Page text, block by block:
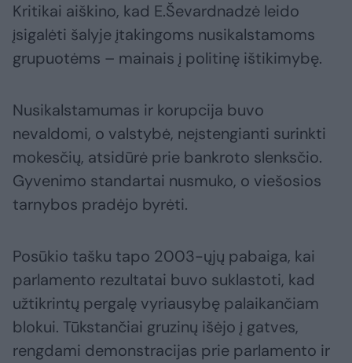
Kritikai aiškino, kad E.Ševardnadzė leido
įsigalėti šalyje įtakingoms nusikalstamoms
grupuotėms – mainais į politinę ištikimybę.
Nusikalstamumas ir korupcija buvo
nevaldomi, o valstybė, neįstengianti surinkti
mokesčių, atsidūrė prie bankroto slenksčio.
Gyvenimo standartai nusmuko, o viešosios
tarnybos pradėjo byrėti.
Posūkio tašku tapo 2003-ųjų pabaiga, kai
parlamento rezultatai buvo suklastoti, kad
užtikrintų pergalę vyriausybę palaikančiam
blokui. Tūkstančiai gruzinų išėjo į gatves,
rengdami demonstracijas prie parlamento ir